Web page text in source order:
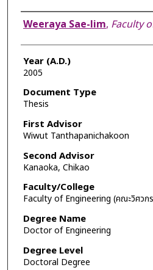
Author
Weeraya Sae-lim, Faculty
Year (A.D.)
2005
Document Type
Thesis
First Advisor
Wiwut Tanthapanichakoon
Second Advisor
Kanaoka, Chikao
Faculty/College
Faculty of Engineering (คณะวิศวก
Degree Name
Doctor of Engineering
Degree Level
Doctoral Degree